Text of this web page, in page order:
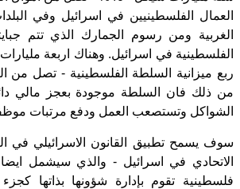
العمال الفلسطينيين في اسرائيل وفي
الغربية ومن رسوم الجمارك الذي تتم
الفلسطينية في اسرائيل. وهناك اربعة
ربع ميزانية السلطة الفلسطينية - تصل من
من ذلك فان السلطة موجودة بعجز مالي
الشواكل وتستصعب العمل ودفع مرتبات
سوف يسمح تطبيق القانون الاسرائيلي في
الاتحادي في اسرائيل - والذي سيشمل ايضا
فلسطينية تقوم بإدارة شؤونها بذاتها